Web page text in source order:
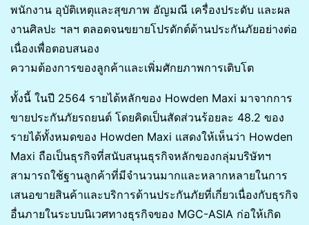
พนักงาน อุบัติเหตุและสุขภาพ อัญมณี เครื่องประดับ และผล
งานศิลปะ ฯลฯ ตลอดจนขยายโปรดักต์ด้านประกันภัยอย่างต่อ
เนื่องเพื่อตอบสนอง
ความต้องการของลูกค้าและเพิ่มศักยภาพการเติบโต
ทั้งนี้ ในปี 2564 รายได้หลักของ Howden Maxi มาจากการ
ขายประกันภัยรถยนต์ โดยคิดเป็นสัดส่วนร้อยละ 48.2 ของ
รายได้ทั้งหมดของ Howden Maxi แสดงให้เห็นว่า Howden
Maxi ถือเป็นธุรกิจที่สนับสนุนธุรกิจหลักของกลุ่มบริษัทฯ
สามารถใช้ฐานลูกค้าที่มีจำนวนมากและหลากหลายในการ
เสนอขายสินค้าและบริการด้านประกันภัยที่เกี่ยวเนื่องกับธุรกิจ
อื่นภายในระบบนิเวศทางธุรกิจของ MGC-ASIA ก่อให้เกิด